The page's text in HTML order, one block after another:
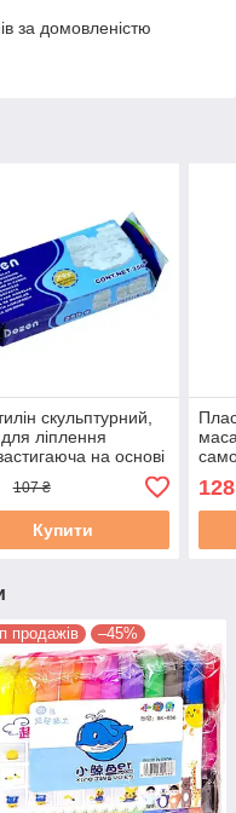
за домовленістю
скульптурний,
ліплення
на основі
107 ₴
Купити
128
продажів –45%